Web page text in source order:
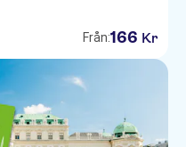
Från:166 Kr